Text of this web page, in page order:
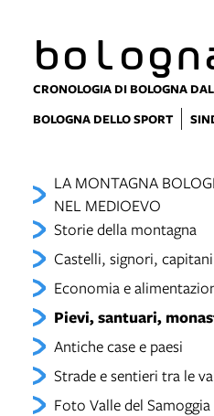
CRONOLOGIA DI BOLOGNA
BOLOGNA DELLO SPORT
LA MONTAGNA
NEL MEDIOEVO
Storie della montagna
Castelli, signori, capitani
Economia e
Pievi, santuari,
Antiche case e paesi
Strade e sentieri tra le
Foto Valle del Samoggia